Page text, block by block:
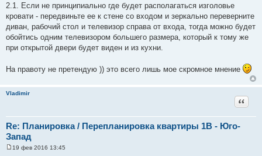
2.1. Если не принципиально где будет располагаться изголовье
кровати - передвиньте ее к стене со входом и зеркально переверните
диван, рабочий стол и телевизор справа от входа, тогда можно будет
обойтись одним телевизором большего размера, который к тому же
при открытой двери будет виден и из кухни.
На правоту не претендую )) это всего лишь мое скромное мнение
Vladimir
Re: Планировка / Перепланировка квартиры 1В - Юго-
Запад
19 фев 2016 13:45